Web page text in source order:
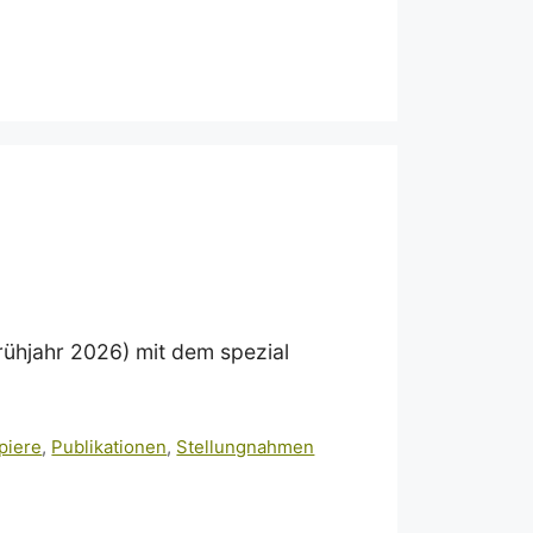
2026) mit dem spezial
, Publikationen, Stellungnahmen